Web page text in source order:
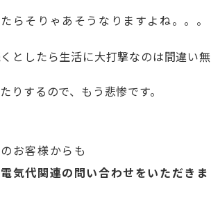
らそりゃあそうなりますよね。。。
としたら生活に大打撃なのは間違い無
りするので、もう悲惨です。
お客様からも
気代関連の問い合わせをいただきま